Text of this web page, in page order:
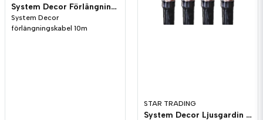
System Decor Förlängningskabel 10m
System Decor
förlängningskabel 10m
STAR TRADING
System Decor Ljusgardin Svart LED